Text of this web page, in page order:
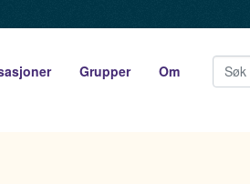
Grupper Om